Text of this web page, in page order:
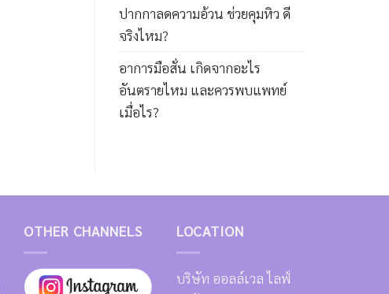
ปากกาลดความอ้วน ช่วยคุมหิว ดี
จริงไหม?
อาการมือสั่น เกิดจากอะไร
อันตรายไหม และควรพบแพทย์
เมื่อไร?
OTHER CHANNELS LOCATION
บริษัท ออลล์เวล ไลฟ์